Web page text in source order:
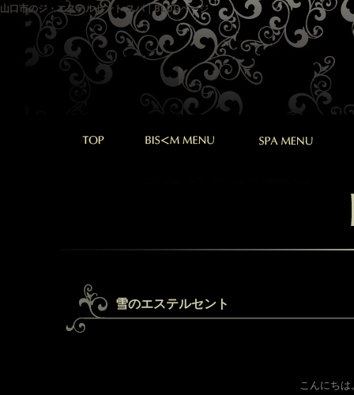
山口市のジ・エステルセント スパ｜BLOGページ
雪のエステルセント
こんにちは